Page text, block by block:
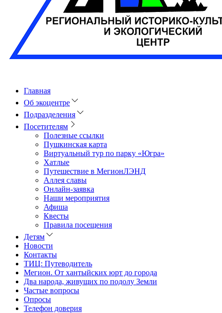
Главная
Об экоцентре
Подразделения
Посетителям
Полезные ссылки
Пушкинская карта
Виртуальный тур по парку «Югра»
Хатлые
Путешествие в МегионЛЭНД
Аллея славы
Онлайн-заявка
Наши мероприятия
Афиша
Квесты
Правила посещения
Детям
Новости
Контакты
ТИЦ: Путеводитель
Мегион. От хантыйских юрт до города
Два народа, живущих по подолу Земли
Частые вопросы
Опросы
Телефон доверия